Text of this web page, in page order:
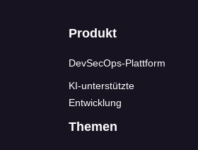
Produkt
DevSecOps-Plattform
KI-unterstützte
Entwicklung
Themen